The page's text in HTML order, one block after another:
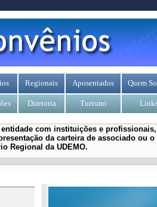
Regionais Aposentados Quem
Diretoria Turismo
com instituições e profissionais,
da carteira de associado ou o
Regional da UDEMO.